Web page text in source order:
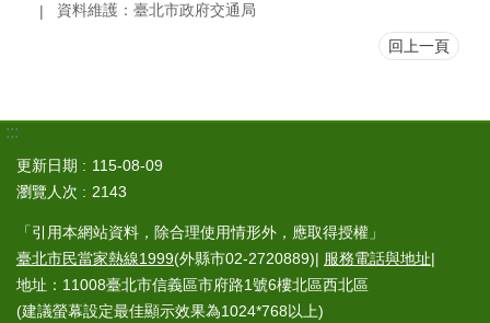
資料維護：臺北市政府交通局
回上一頁
:::
更新日期
115-08-09
瀏覽人次
2143
「引用本網站資料，除合理使用情形外，應取得授權」
臺北市民當家熱線1999(外縣市02-2720889)| 服務電話與地址|
地址：11008臺北市信義區市府路1號6樓北區西北區
(建議螢幕設定最佳顯示效果為1024*768以上)